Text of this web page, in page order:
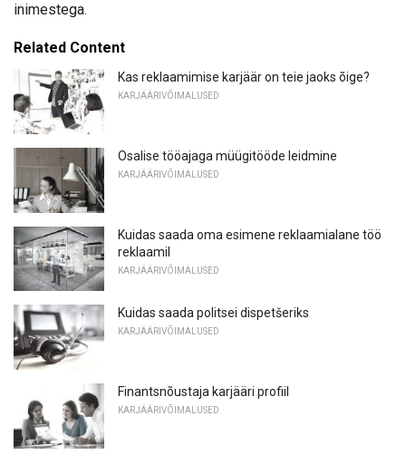
inimestega.
Related Content
Kas reklaamimise karjäär on teie jaoks õige?
KARJÄÄRIVÕIMALUSED
Osalise tööajaga müügitööde leidmine
KARJÄÄRIVÕIMALUSED
Kuidas saada oma esimene reklaamialane töö
reklaamil
KARJÄÄRIVÕIMALUSED
Kuidas saada politsei dispetšeriks
KARJÄÄRIVÕIMALUSED
Finantsnõustaja karjääri profiil
KARJÄÄRIVÕIMALUSED